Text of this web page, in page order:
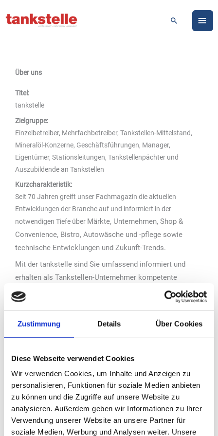
Zustimmung Details Über Cookies
Diese Webseite verwendet Cookies
Wir verwenden Cookies, um Inhalte und Anzeigen zu
personalisieren, Funktionen für soziale Medien anbieten
zu können und die Zugriffe auf unsere Website zu
analysieren. Außerdem geben wir Informationen zu Ihrer
Verwendung unserer Website an unsere Partner für
soziale Medien, Werbung und Analysen weiter. Unsere
Inhalt
Suchen
Über uns
Titel:
tankstelle
Zielgruppe:
Einzelbetreiber, Mehrfachbetreiber, Tankstellen-Mittelstand,
Mineralöl-Konzerne, Geschäftsführungen, Manager,
Eigentümer, Stationsleitungen, Tankstellenpächter und
Auszubildende an Tankstellen
Kurzcharakteristik:
Seit 70 Jahren greift unser Fachmagazin die aktuellen
Entwicklungen der Branche auf und informiert in der
notwendigen Tiefe über Märkte, Unternehmen,Shop &
Convenience, Bistro, Autowäsche und -pflege sowie
technische Entwicklungen und Zukunft-Trends.
Mit dertankstelle sind Sie umfassend informiert und
erhalten als Tankstellen-Unternehmer kompetente
Informationen und als Abonnement auf zusätzlichen acht
Seiten konkrete Beratungen und Emp
fehlungen für Ihre
auszuzeichnen, um Impulse mit Vorzeige- und Vorbild-
Potenzial in die Branche hineinzutragen.